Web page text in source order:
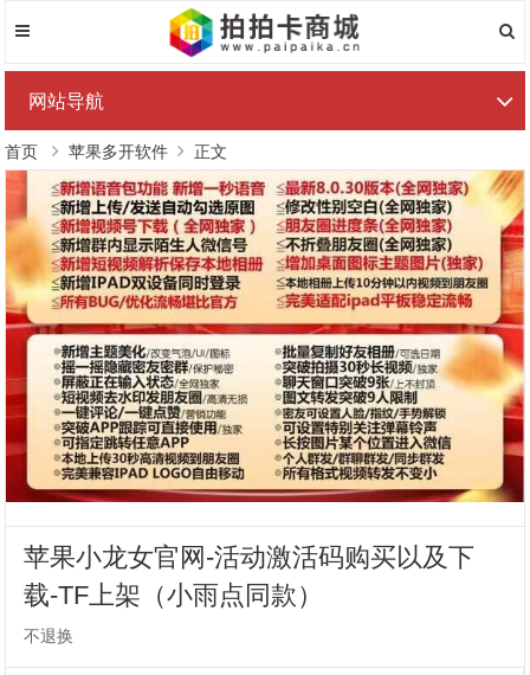
网站导航
首页 苹果多开软件 正文
苹果小龙女官网-活动激活码购买以及下
载-TF上架（小雨点同款）
不退换